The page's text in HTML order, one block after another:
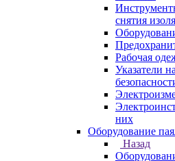
снятия
Рабочая
Указатели
них
Оборудование
Назад